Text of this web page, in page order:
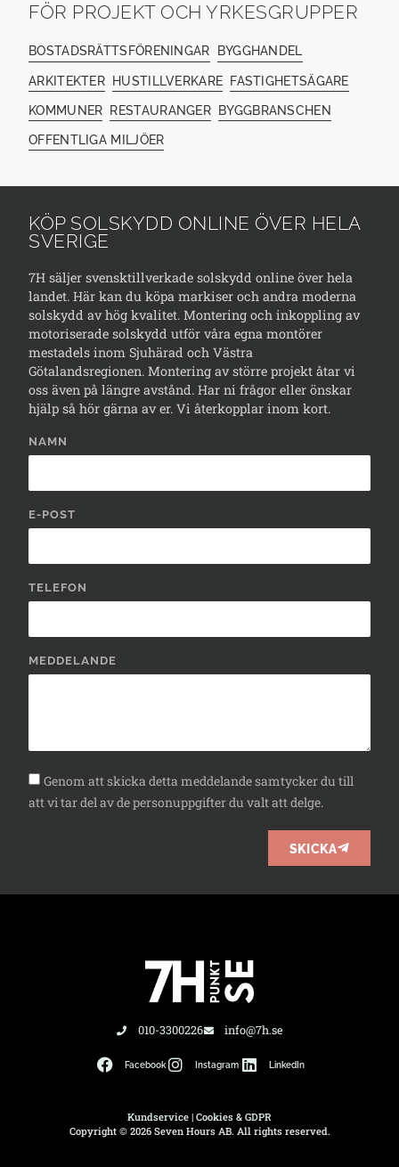
FÖR PROJEKT OCH YRKESGRUPPER
BOSTADSRÄTTSFÖRENINGAR BYGGHANDEL
ARKITEKTER HUSTILLVERKARE FASTIGHETSÄGARE
KOMMUNER RESTAURANGER BYGGBRANSCHEN
OFFENTLIGA MILJÖER
KÖP SOLSKYDD ONLINE ÖVER HELA
SVERIGE
7H säljer svensktillverkade solskydd online över hela
landet. Här kan du köpa markiser och andra moderna
solskydd av hög kvalitet. Montering och inkoppling av
motoriserade solskydd utför våra egna montörer
mestadels inom Sjuhärad och Västra
Götalandsregionen. Montering av större projekt åtar vi
oss även på längre avstånd. Har ni frågor eller önskar
hjälp så hör gärna av er. Vi återkopplar inom kort.
NAMN
E-POST
TELEFON
MEDDELANDE
Genom att skicka detta meddelande samtycker du till
att vi tar del av de personuppgifter du valt att delge.
SKICKA
010-3300226 info@7h.se
Facebook Instagram LinkedIn
Kundservice | Cookies & GDPR
Copyright © 2026 Seven Hours AB. All rights reserved.